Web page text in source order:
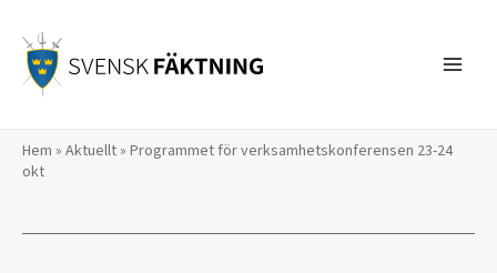
innehåll
Hem » Aktuellt» Programmet för verksamhetskonferensen 23-24
okt